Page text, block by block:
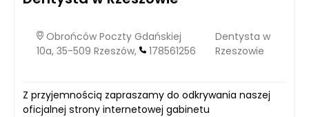
Obrońców Poczty Gdańskiej
10a, 35-509 Rzeszów,
178561256
Dentysta w
Rzeszowie
Z przyjemnością zapraszamy do odkrywania naszej
oficjalnej strony internetowej gabinetu